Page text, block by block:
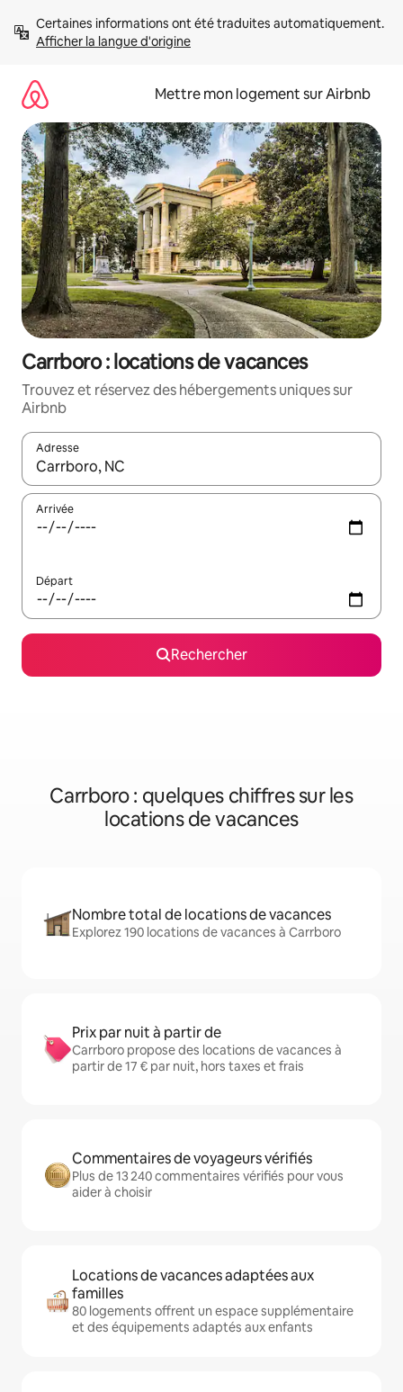
directement
Afficher la langue d'origine
Mettre mon logement sur Airbnb
Carrboro : locations de vacances
Trouvez et réservez des hébergements uniques sur
Airbnb
Adresse
Lorsque les résultats s'affichent, utilisez les flèches vers le
Arrivée
Départ
Rechercher
Carrboro : quelques chiffres sur les
locations de vacances
Nombre total de locations de vacances
Explorez 190 locations de vacances à Carrboro
Prix par nuit à partir de
Carrboro propose des locations de vacances à
partir de 17 € par nuit, hors taxes et frais
Commentaires de voyageurs vérifiés
Plus de 13 240 commentaires vérifiés pour vous
aider à choisir
Locations de vacances adaptées aux
familles
80 logements offrent un espace supplémentaire
et des équipements adaptés aux enfants